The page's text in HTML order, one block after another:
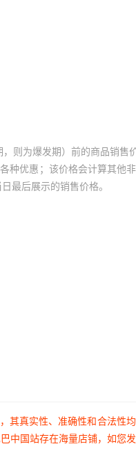
则为爆发期）前的商品销售
种优惠；该价格会计算其他
最后展示的销售价格。
其真实性、准确性和合法性
中国站存在海量店铺，如您